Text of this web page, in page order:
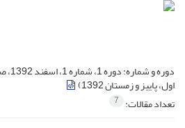
دوره و شماره:
اول، پاییز و زمستان 1392)
تعداد مقالات: 7